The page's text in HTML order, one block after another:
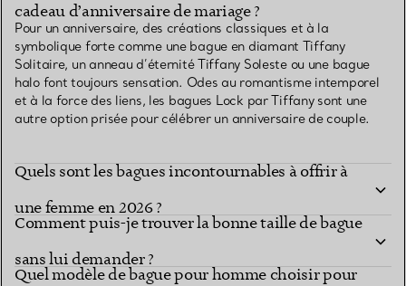
cadeau d’anniversaire de mariage ?
Pour un anniversaire, des créations classiques et à la
symbolique forte comme une bague en diamant Tiffany
Solitaire, un anneau d’éternité Tiffany Soleste ou une bague
halo font toujours sensation. Odes au romantisme intemporel
et à la force des liens, les bagues Lock par Tiffany sont une
autre option prisée pour célébrer un anniversaire de couple.
Quels sont les bagues incontournables à offrir à
une femme en 2026 ?
Comment puis-je trouver la bonne taille de bague
sans lui demander ?
Quel modèle de bague pour homme choisir pour